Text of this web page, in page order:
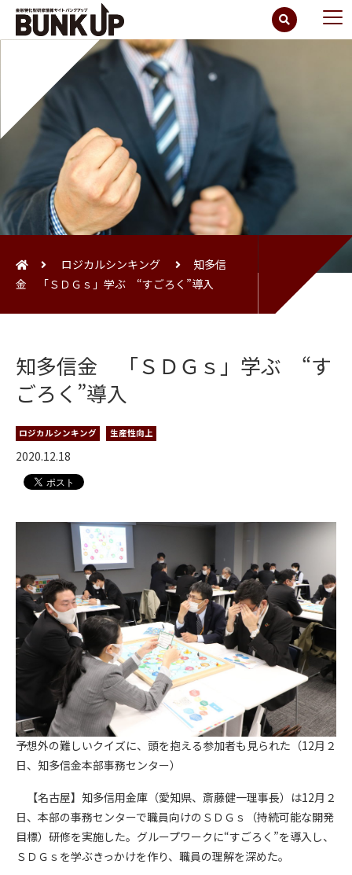
ロジカルシンキング
知多信
金 「ＳＤＧｓ」学ぶ “すごろく”導入
知多信金 「ＳＤＧｓ」学ぶ “す
ごろく”導入
ロジカルシンキング 生産性向上
2020.12.18
予想外の難しいクイズに、頭を抱える参加者も見られた（12月２
日、知多信金本部事務センター）
【名古屋】知多信用金庫（愛知県、斎藤健一理事長）は12月２
日、本部の事務センターで職員向けのＳＤＧｓ（持続可能な開発
目標）研修を実施した。グループワークに“すごろく”を導入し、
ＳＤＧｓを学ぶきっかけを作り、職員の理解を深めた。